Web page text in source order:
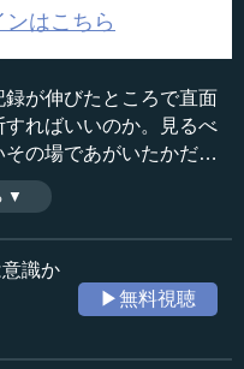
はこちら
が伸びたところで直面
ればいいのか。見るべ
の場であがいたかだと
までとは違う刺激を与
は大きく分けると、積
で伸びていくフェーズ
分かれているのではな
のときに大事なのが出
8話中第7話）
▼
識か
▶無料視聴